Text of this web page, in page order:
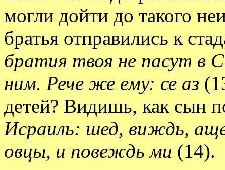
могли дойти до такого
братья отправились к
братия твоя не пасут в
ним. Рече же ему: се аз
детей? Видишь, как сын
Исраиль: шед, виждь,
овцы, и повеждь ми (14).